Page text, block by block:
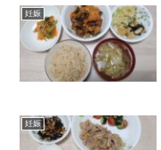
妊娠
妊娠